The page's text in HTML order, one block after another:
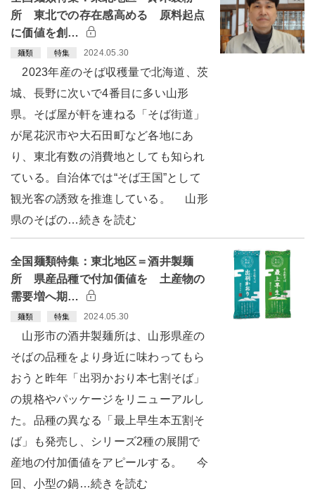
所 東北での存在感高める 原料起点
に価値を創…
麺類 特集 2024.05.30
2023年産のそば収穫量で北海道、茨
城、長野に次いで4番目に多い山形
県。そば屋が軒を連ねる「そば街道」
が尾花沢市や大石田町など各地にあ
り、東北有数の消費地としても知られ
ている。自治体では“そば王国”として
観光客の誘致を推進している。 山形
県のそばの…続きを読む
全国麺類特集：東北地区＝酒井製麺
所 県産品種で付加価値を 土産物の
需要増へ期…
麺類 特集 2024.05.30
山形市の酒井製麺所は、山形県産の
そばの品種をより身近に味わってもら
おうと昨年「出羽かおり本七割そば」
の規格やパッケージをリニューアルし
た。品種の異なる「最上早生本五割そ
ば」も発売し、シリーズ2種の展開で
産地の付加価値をアピールする。 今
回、小型の鍋…続きを読む